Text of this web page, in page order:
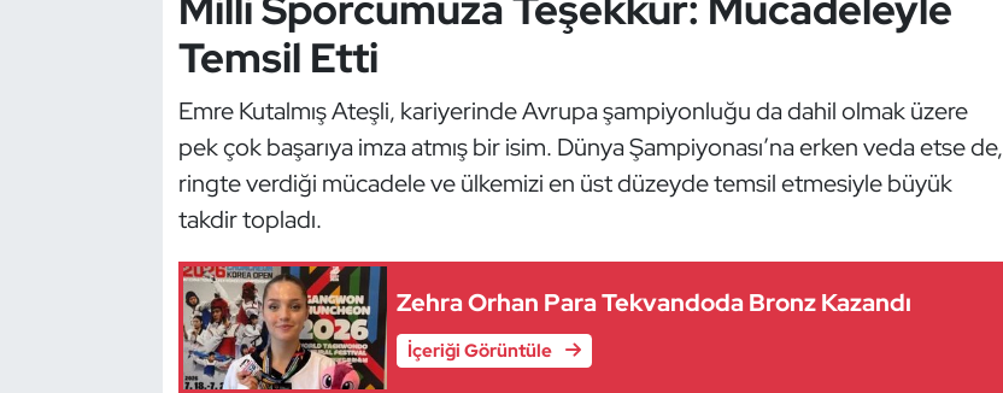
Temsil Etti
Emre Kutalmış Ateşli, kariyerinde Avrupa şampiyonluğu da dahil olmak üzere
pek çok başarıya imza atmış bir isim. Dünya Şampiyonası’na erken veda etse de,
ringte verdiği mücadele ve ülkemizi en üst düzeyde temsil etmesiyle büyük
takdir topladı.
Zehra Orhan Para Tekvandoda Bronz Kazandı
İçeriği Görüntüle
Modern Pentatlon
Motor Sporları